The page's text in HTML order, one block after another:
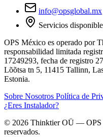
info@opsglobal.mx
Servicios
OPS México es operado por
responsabilidad limitada
17249293, fecha de registro
Lõõtsa tn 5, 11415 Tallinn,
Estonia.
Sobre Nosotros Política de
¿Eres Instalador?
© 2026 Thinktier OÜ — OPS
reservados.